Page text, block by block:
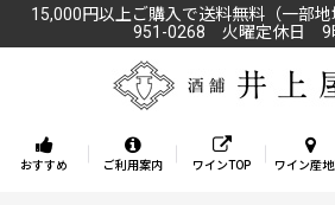
15,000円以上ご購入で送料無料（一部
951-0268 火曜定休日 9
おすすめ ご利用案内 ワインTOP ワイン産地